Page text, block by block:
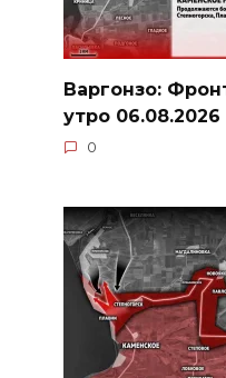
Варгонзо:
утро 06.08.2026
0